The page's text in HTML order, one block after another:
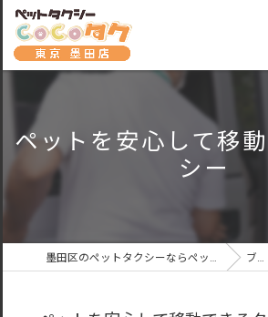
ペットを安心して移
シー
墨田区のペットタクシーならペットタクシーCoCoタク東京墨田店 ブログ